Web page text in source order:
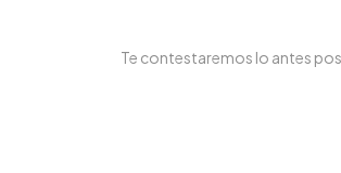
Te contestaremos lo antes